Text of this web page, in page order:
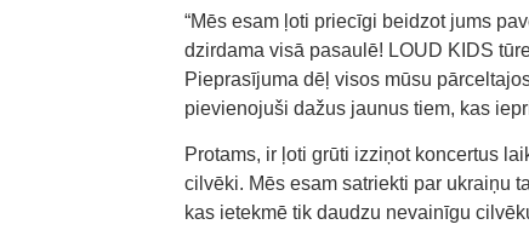
“Mēs esam ļoti priecīgi beidzot jums
dzirdama visā pasaulē! LOUD KIDS
Pieprasījuma dēļ visos mūsu
pievienojuši dažus jaunus tiem, kas
Protams, ir ļoti grūti izziņot koncertus
cilvēki. Mēs esam satriekti par ukraiņu
kas ietekmē tik daudzu nevainīgu